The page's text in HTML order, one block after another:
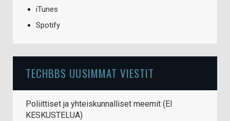
iTunes
Spotify
TECHBBS UUSIMMAT VIESTIT
Poliittiset ja yhteiskunnalliset meemit (EI
KESKUSTELUA)